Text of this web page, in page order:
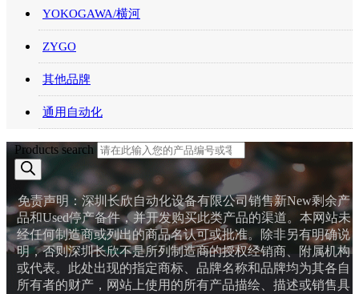
YOKOGAWA/横河
ZYGO
其他品牌
通用自动化
Products search
免责声明：深圳长欣自动化设备有限公司销售新New剩余产
品和Used停产备件，并开发购买此类产品的渠道。本网站未
经任何制造商或列出的商品名认可或批准。除非另有明确说
明，否则深圳长欣不是所列制造商的授权经销商、附属机构
或代表。此处出现的指定商标、品牌名称和品牌均为其各自
所有者的财产，网站上使用的所有产品描绘、描述或销售具